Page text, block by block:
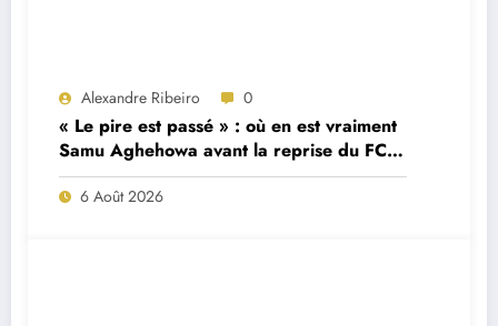
Alexandre Ribeiro 0
« Le pire est passé » : où en est vraiment
Samu Aghehowa avant la reprise du FC
Porto ?
6 Août 2026